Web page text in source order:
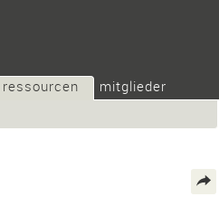
ressourcen
mitglieder